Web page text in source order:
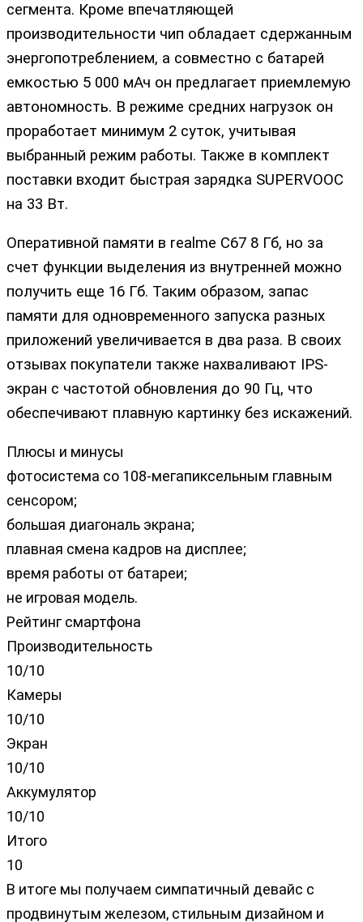
сегмента. Кроме впечатляющей
производительности чип обладает сдержанным
энергопотреблением, а совместно с батарей
емкостью 5 000 мАч он предлагает приемлемую
автономность. В режиме средних нагрузок он
проработает минимум 2 суток, учитывая
выбранный режим работы. Также в комплект
поставки входит быстрая зарядка SUPERVOOC
на 33 Вт.
Оперативной памяти в realme C67 8 Гб, но за
счет функции выделения из внутренней можно
получить еще 16 Гб. Таким образом, запас
памяти для одновременного запуска разных
приложений увеличивается в два раза. В своих
отзывах покупатели также нахваливают IPS-
экран с частотой обновления до 90 Гц, что
обеспечивают плавную картинку без искажений.
Плюсы и минусы
фотосистема со 108-мегапиксельным главным
сенсором;
большая диагональ экрана;
плавная смена кадров на дисплее;
время работы от батареи;
не игровая модель.
Рейтинг смартфона
Производительность
10/10
Камеры
10/10
Экран
10/10
Аккумулятор
10/10
Итого
10
В итоге мы получаем симпатичный девайс с
продвинутым железом, стильным дизайном и